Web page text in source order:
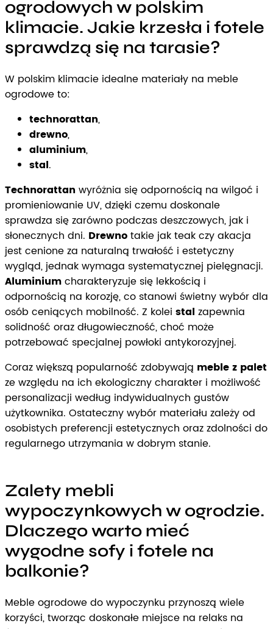
ogrodowych w polskim
klimacie. Jakie krzesła i fotele
sprawdzą się na tarasie?
W polskim klimacie idealne materiały na meble
ogrodowe to:
technorattan,
drewno,
aluminium,
stal.
Technorattan wyróżnia się odpornością na wilgoć i
promieniowanie UV, dzięki czemu doskonale
sprawdza się zarówno podczas deszczowych, jak i
słonecznych dni. Drewnotakie jak teak czy akacja
jest cenione za naturalną trwałość i estetyczny
wygląd, jednak wymaga systematycznej pielęgnacji.
Aluminiumcharakteryzuje się lekkością i
odpornością na korozję, co stanowi świetny wybór dla
osób ceniących mobilność. Z kolei stal zapewnia
solidność oraz długowieczność, choć może
potrzebować specjalnej powłoki antykorozyjnej.
Coraz większą popularność zdobywają meble z palet
ze względu na ich ekologiczny charakter i możliwość
personalizacji według indywidualnych gustów
użytkownika. Ostateczny wybór materiału zależy od
osobistych preferencji estetycznych oraz zdolności do
regularnego utrzymania w dobrym stanie.
Zalety mebli
wypoczynkowych w ogrodzie.
Dlaczego warto mieć
wygodne sofy i fotele na
balkonie?
Meble ogrodowe do wypoczynku przynoszą wiele
korzyści, tworząc doskonałe miejsce na relaks na